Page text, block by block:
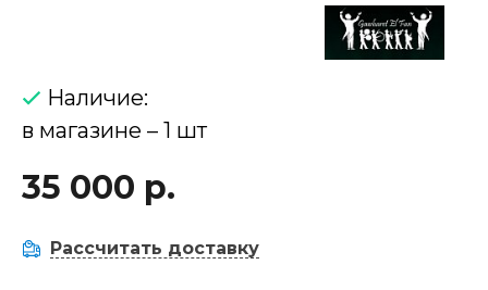
Наличие:
в магазине – 1 шт
35 000 р.
Рассчитать доставку